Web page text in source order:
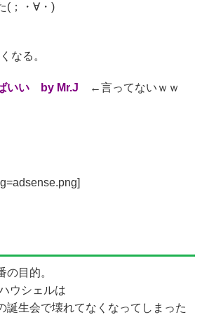
(；・∀・)
なる。
いい by Mr.J ←言ってないｗｗ
の目的。
ウシェルは
誕生会で壊れてなくなってしまった